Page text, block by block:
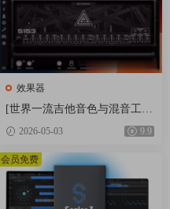
效果器
[世界一流吉他音色与混音工具
全套合集] STL Tones Bundle v
2026.04 [WiN, MacOSX]（1.48
GB+3.34GB）
2026-05-03 9.9
会员免费